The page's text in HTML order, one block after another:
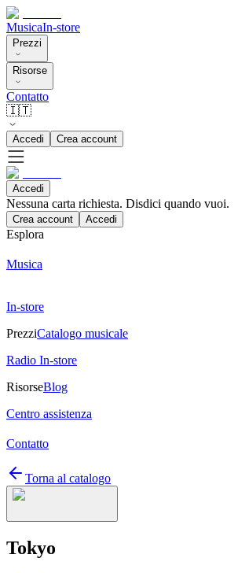
MusicaIn-store
Prezzi
Risorse
Contatto
🇮🇹
Accedi Crea account
Accedi
Nessuna carta richiesta. Disdici quando vuoi.
Crea account Accedi
Esplora
Musica
In-store
PrezziCatalogo musicale
Radio In-store
RisorseBlog
Centro assistenza
Contatto
Torna al catalogo
Tokyo